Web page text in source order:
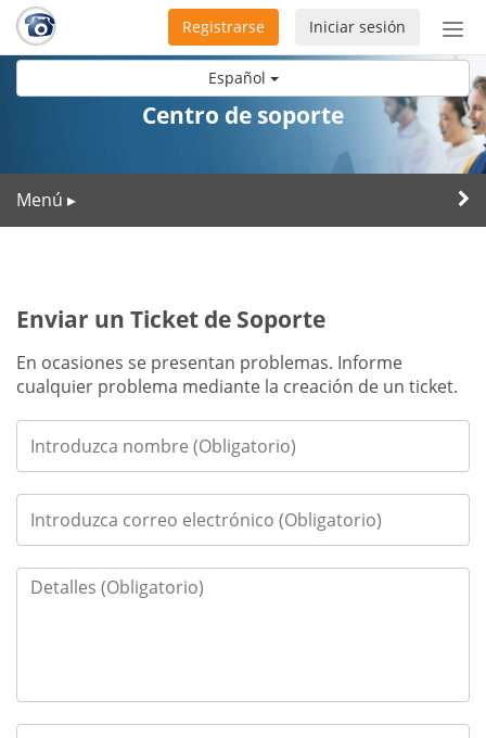
Español
de
Iniciar sesión
Registrarse
Centro de soporte
Menú ▸
Enviar un Ticket de Soporte
En ocasiones se presentan problemas. Informe
cualquier problema mediante la creación de un ticket.